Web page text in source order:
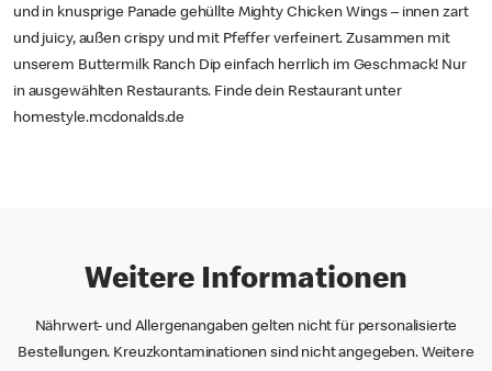
und in knusprige Panade gehüllte Mighty Chicken Wings – innen zart
und juicy, außen crispy und mit Pfeffer verfeinert. Zusammen mit
unserem Buttermilk Ranch Dip einfach herrlich im Geschmack! Nur
in ausgewählten Restaurants. Finde dein Restaurant unter
homestyle.mcdonalds.de
Weitere Informationen
Nährwert- und Allergenangaben gelten nicht für personalisierte
Bestellungen. Kreuzkontaminationen sind nicht angegeben. Weitere